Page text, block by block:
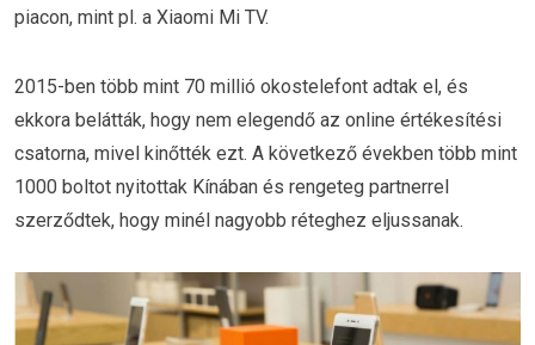
piacon, mint pl. a Xiaomi Mi TV.
2015-ben több mint 70 millió okostelefont adtak el, és
ekkora belátták, hogy nem elegendő az online értékesítési
csatorna, mivel kinőtték ezt. A következő években több mint
1000 boltot nyitottak Kínában és rengeteg partnerrel
szerződtek, hogy minél nagyobb réteghez eljussanak.